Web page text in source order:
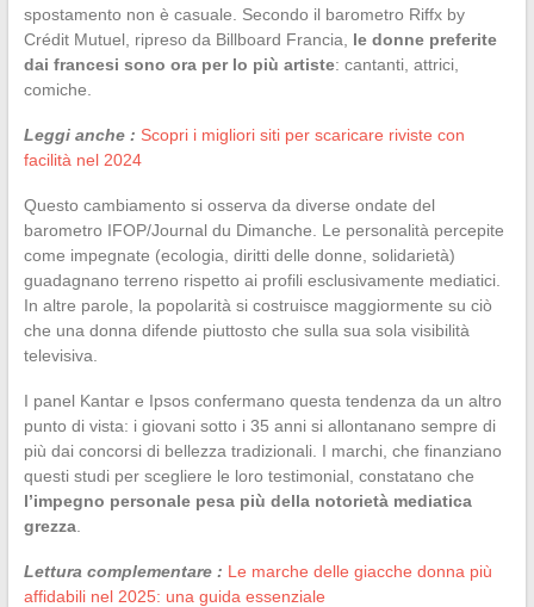
spostamento non è casuale. Secondo il barometro Riffx by
Crédit Mutuel, ripreso da Billboard Francia, le donne preferite
dai francesi sono ora per lo più artiste: cantanti, attrici,
comiche.
Leggi anche : Scopri i migliori siti per scaricare riviste con
facilità nel 2024
Questo cambiamento si osserva da diverse ondate del
barometro IFOP/Journal du Dimanche. Le personalità percepite
come impegnate (ecologia, diritti delle donne, solidarietà)
guadagnano terreno rispetto ai profili esclusivamente mediatici.
In altre parole, la popolarità si costruisce maggiormente su ciò
che una donna difende piuttosto che sulla sua sola visibilità
televisiva.
I panel Kantar e Ipsos confermano questa tendenza da un altro
punto di vista: i giovani sotto i 35 anni si allontanano sempre di
più dai concorsi di bellezza tradizionali. I marchi, che finanziano
questi studi per scegliere le loro testimonial, constatano che
l’impegno personale pesa più della notorietà mediatica
grezza.
Lettura complementare : Le marche delle giacche donna più
affidabili nel 2025: una guida essenziale